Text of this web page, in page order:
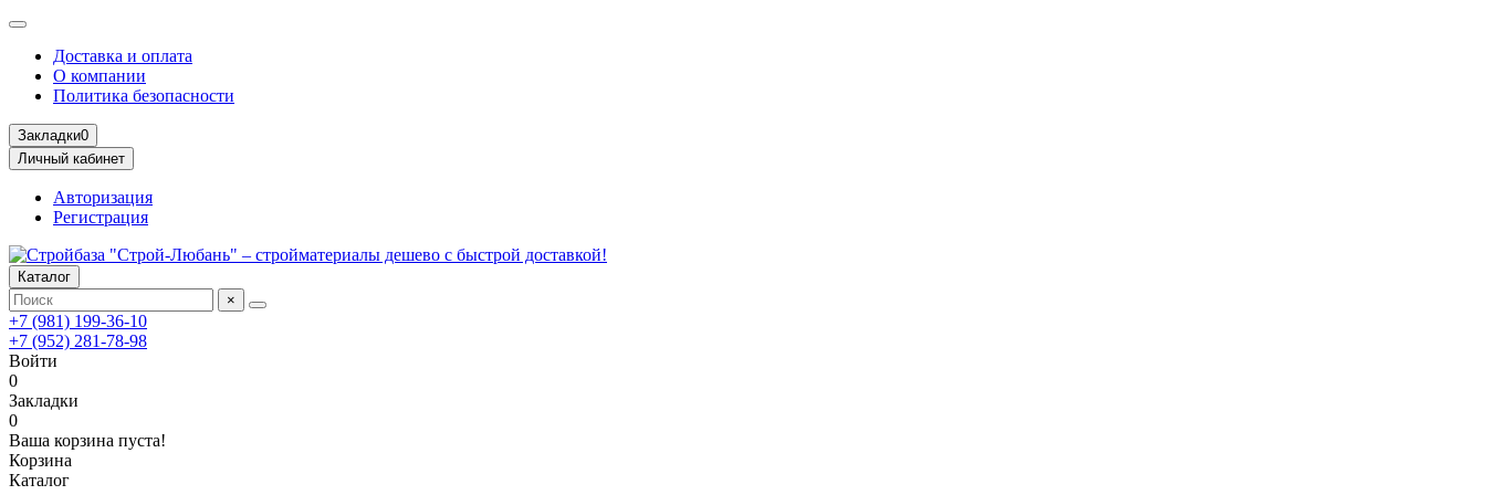
Доставка и оплата
О компании
Политика безопасности
Закладки0
Личный кабинет
Авторизация
Регистрация
Каталог
×
+7 (981) 199-36-10
+7 (952) 281-78-98
Войти
0
Закладки
0
Ваша корзина пуста!
Корзина
Каталог